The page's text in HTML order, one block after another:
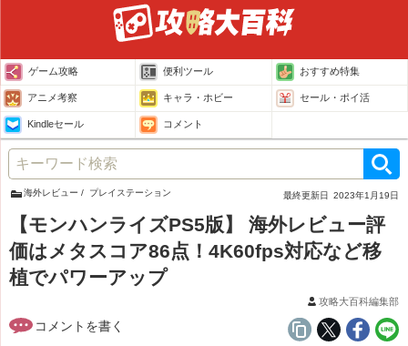
ゲーム攻略 便利ツール おすすめ特集
アニメ考察 キャラ・ホビー セール・ポイ活
Kindleセール コメント
海外レビュー プレイステーション 最終更新日 2023年1月19日
【モンハンライズPS5版】 海外レビュー評
価はメタスコア86点！4K60fps対応など移
植でパワーアップ
攻略大百科編集部